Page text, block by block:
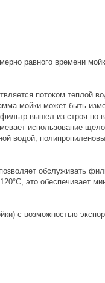
равного времени
потоком теплой
мойки может быть
вышел из строя по
использование
водой,
обслуживать
это обеспечивает
с возможностью